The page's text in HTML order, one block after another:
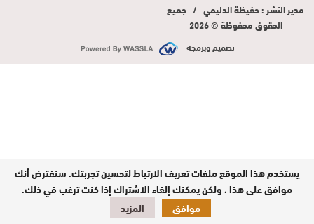
مدير النشر : حفيظة الدليمي / جميع
الحقوق محفوظة © 2026
تصميم وبرمجة
يستخدم هذا الموقع ملفات تعريف الارتباط لتحسين تجربتك. سنفترض أنك
موافق على هذا ، ولكن يمكنك إلغاء الاشتراك إذا كنت ترغب في ذلك.
موافق
المزيد